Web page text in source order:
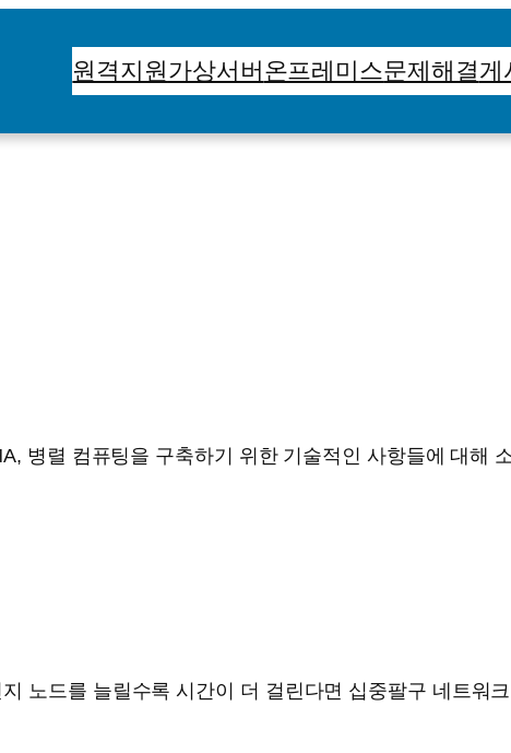
원격지원가상서버온프레미스문제해결게
병렬 컴퓨팅을 구축하기 위한 기술적인 사항들에 대해
노드를 늘릴수록 시간이 더 걸린다면 십중팔구 네트워